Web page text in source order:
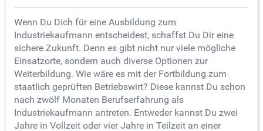
Wenn Du Dich für eine Ausbildung zum
Industriekaufmann entscheidest, schaffst Du Dir eine
sichere Zukunft. Denn es gibt nicht nur viele mögliche
Einsatzorte, sondern auch diverse Optionen zur
Weiterbildung. Wie wäre es mit der Fortbildung zum
staatlich geprüften Betriebswirt? Diese kannst Du schon
nach zwölf Monaten Berufserfahrung als
Industriekaufmann antreten. Entweder kannst Du zwei
Jahre in Vollzeit oder vier Jahre in Teilzeit an einer